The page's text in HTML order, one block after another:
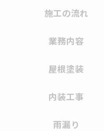
施工の流れ
業務内容
屋根塗装
内装工事
雨漏り